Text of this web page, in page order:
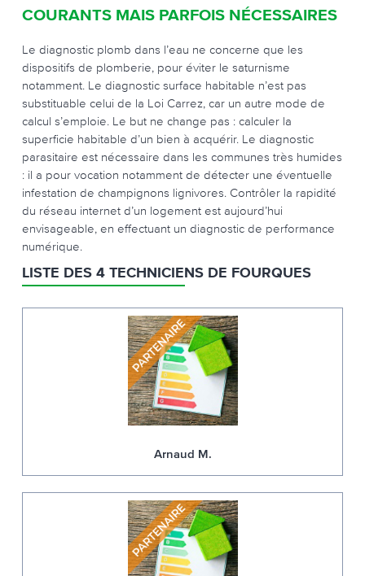
COURANTS MAIS PARFOIS NÉCESSAIRES
Le diagnostic plomb dans l’eau ne concerne que les
dispositifs de plomberie, pour éviter le saturnisme
notamment. Le diagnostic surface habitable n’est pas
substituable celui de la Loi Carrez, car un autre mode de
calcul s’emploie. Le but ne change pas : calculer la
superficie habitable d’un bien à acquérir. Le diagnostic
parasitaire est nécessaire dans les communes très humides
: il a pour vocation notamment de détecter une éventuelle
infestation de champignons lignivores. Contrôler la rapidité
du réseau internet d’un logement est aujourd’hui
envisageable, en effectuant un diagnostic de performance
numérique.
LISTE DES 4 TECHNICIENS DE FOURQUES
Arnaud M.